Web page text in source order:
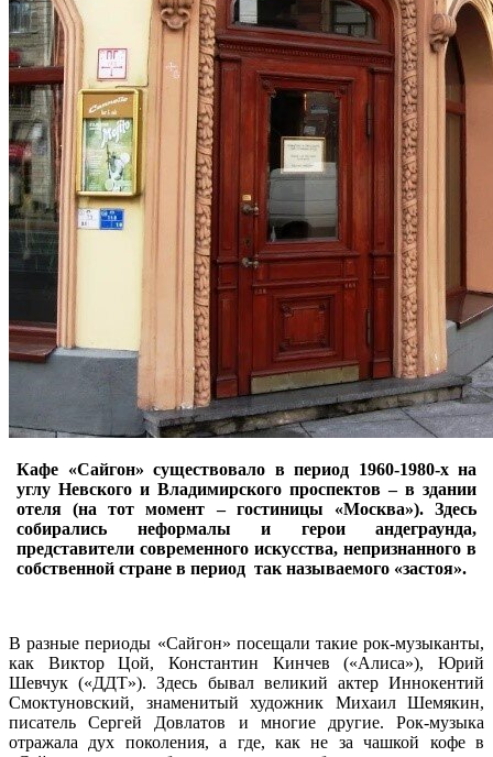
Кафе «Сайгон» существовало в период 1960-1980-х на
углу Невского и Владимирского проспектов – в здании
отеля (на тот момент – гостиницы «Москва»). Здесь
собирались неформалы и герои андеграунда,
представители современного искусства, непризнанного в
собственной стране в период так называемого «застоя».
В разные периоды «Сайгон» посещали такие рок-музыканты,
как Виктор Цой, Константин Кинчев («Алиса»), Юрий
Шевчук («ДДТ»). Здесь бывал великий актер Иннокентий
Смоктуновский, знаменитый художник Михаил Шемякин,
писатель Сергей Довлатов и многие другие. Рок-музыка
отражала дух поколения, а где, как не за чашкой кофе в